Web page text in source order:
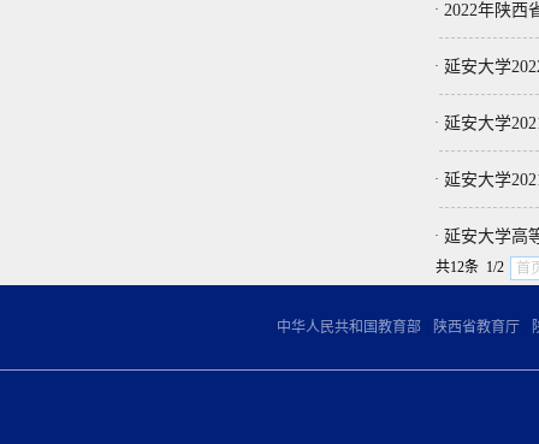
· 2022年陕西
· 延安大学
· 延安大学
· 延安大学
· 延安大学高
共12条 1/2 首
中华人民共和国教育部 陕西省教育厅